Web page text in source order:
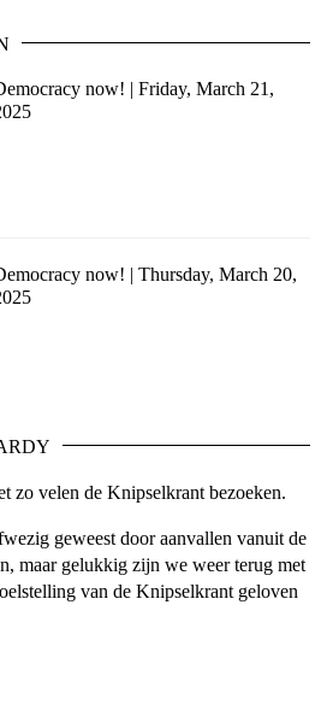
now! | Friday, March 21,
now! | Thursday, March 20,
zo velen de Knipselkrant bezoeken.
geweest door aanvallen vanuit de
maar gelukkig zijn we weer terug met
van de Knipselkrant geloven